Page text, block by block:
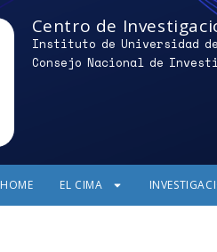
Centro de
Instituto de Universidad de
Consejo Nacional de
HOME EL CIMA